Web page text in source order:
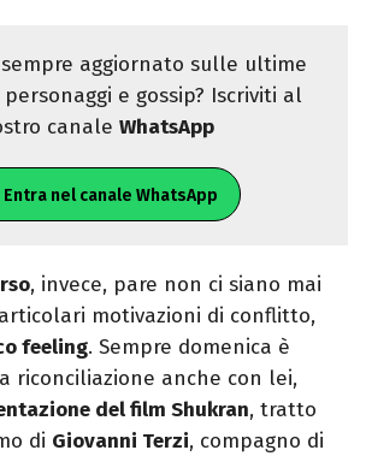
sempre aggiornato sulle ultime
personaggi e gossip? Iscriviti al
canale WhatsApp
Entra nel canale WhatsApp
, invece, pare non ci siano mai
motivazioni di conflitto,
feeling. Sempre domenica è
riconciliazione anche con lei,
del film Shukran, tratto
di Giovanni Terzi, compagno di